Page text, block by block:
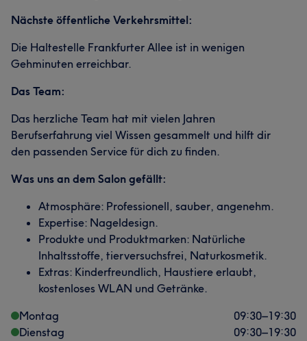
Nächste öffentliche Verkehrsmittel:
Die Haltestelle Frankfurter Allee ist in wenigen
Gehminuten erreichbar.
Das Team:
Das herzliche Team hat mit vielen Jahren
Berufserfahrung viel Wissen gesammelt und hilft dir
den passenden Service für dich zu finden.
Was uns an dem Salon gefällt:
Atmosphäre: Professionell, sauber, angenehm.
Expertise: Nageldesign.
Produkte und Produktmarken: Natürliche
Inhaltsstoffe, tierversuchsfrei, Naturkosmetik.
Extras: Kinderfreundlich, Haustiere erlaubt,
kostenloses WLAN und Getränke.
Montag
09:30–19:30
Dienstag
09:30–19:30